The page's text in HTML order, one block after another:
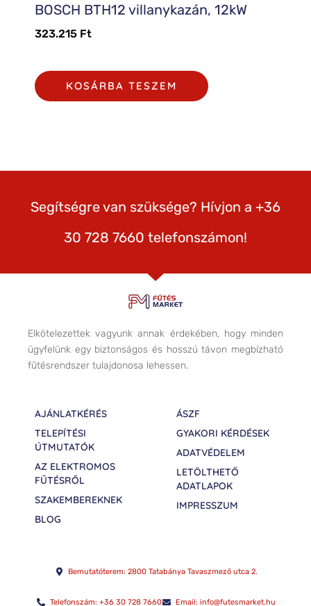
BOSCH BTH12 villanykazán, 12kW
323.215 Ft
KOSÁRBA TESZEM
Segítségre van szüksége? Hívjon a +36
30 728 7660 telefonszámon!
Elkötelezettek vagyunk annak érdekében, hogy minden
ügyfelünk egy biztonságos és hosszú távon megbízható
fűtésrendszer tulajdonosa lehessen.
AJÁNLATKÉRÉS
TELEPÍTÉSI
ÚTMUTATÓK
AZ ELEKTROMOS
FŰTÉSRŐL
SZAKEMBEREKNEK
BLOG
ÁSZF
GYAKORI KÉRDÉSEK
ADATVÉDELEM
LETÖLTHETŐ
ADATLAPOK
IMPRESSZUM
Bemutatóterem: 2800 Tatabánya Tavaszmező utca 2.
Telefonszám: +36 30 728 7660 Email: info@futesmarket.hu